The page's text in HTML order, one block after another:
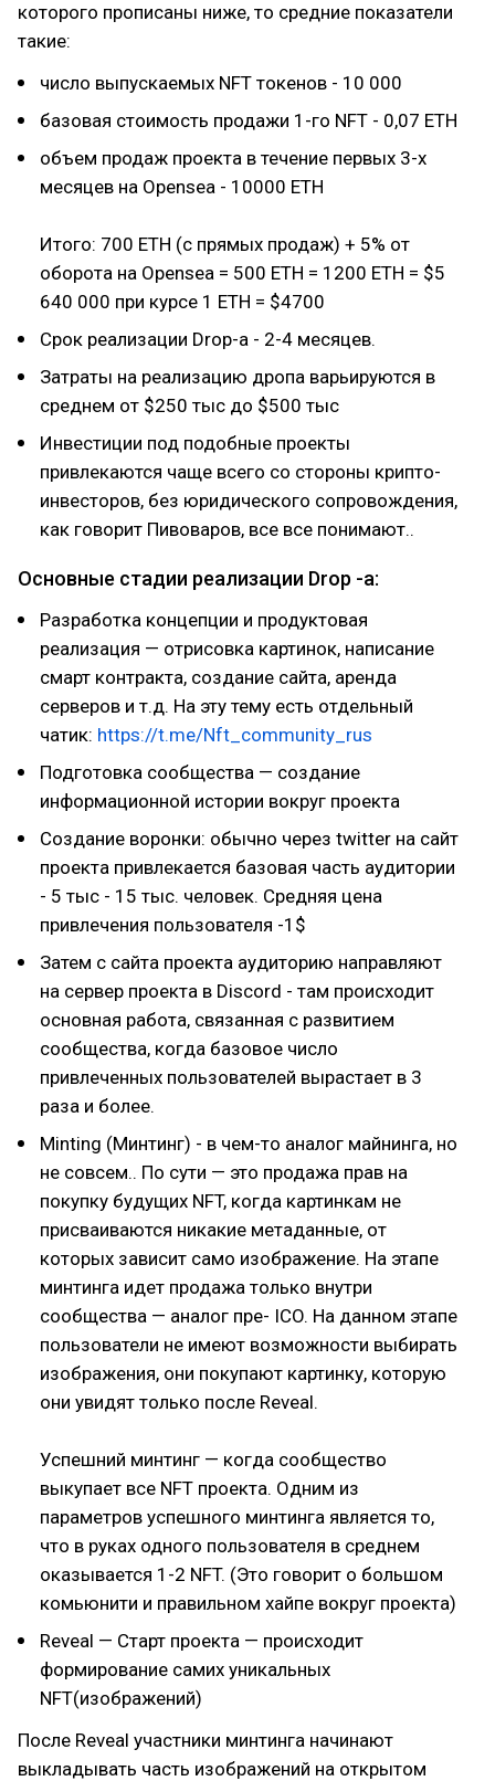
которого прописаны ниже, то средние показатели
такие:
число выпускаемых NFT токенов - 10 000
базовая стоимость продажи 1-го NFT - 0,07 ETH
объем продаж проекта в течение первых 3-х
месяцев на Opensea - 10000 ETH
Итого: 700 ETH (с прямых продаж) + 5% от
оборота на Opensea = 500 ETH = 1200 ETH = $5
640 000 при курсе 1 ETH = $4700
Срок реализации Drop-а - 2-4 месяцев.
Затраты на реализацию дропа варьируются в
среднем от $250 тыс до $500 тыс
Инвестиции под подобные проекты
привлекаются чаще всего со стороны крипто-
инвесторов, без юридического сопровождения,
как говорит Пивоваров, все все понимают..
Основные стадии реализации Drop -a:
Разработка концепции и продуктовая
реализация — отрисовка картинок, написание
смарт контракта, создание сайта, аренда
серверов и т.д. На эту тему есть отдельный
чатик: https://t.me/Nft_community_rus
Подготовка сообщества — создание
информационной истории вокруг проекта
Создание воронки: обычно через twitter на сайт
проекта привлекается базовая часть аудитории
- 5 тыс - 15 тыс. человек. Средняя цена
привлечения пользователя -1$
Затем с сайта проекта аудиторию направляют
на сервер проекта в Discord - там происходит
основная работа, связанная с развитием
сообщества, когда базовое число
привлеченных пользователей вырастает в 3
раза и более.
Minting (Минтинг) - в чем-то аналог майнинга, но
не совсем.. По сути — это продажа прав на
покупку будущих NFT, когда картинкам не
присваиваются никакие метаданные, от
которых зависит само изображение. На этапе
минтинга идет продажа только внутри
сообщества — аналог пре- ICO. На данном этапе
пользователи не имеют возможности выбирать
изображения, они покупают картинку, которую
они увидят только после Reveal.
Успешний минтинг — когда сообщество
выкупает все NFT проекта. Одним из
параметров успешного минтинга является то,
что в руках одного пользователя в среднем
оказывается 1-2 NFT. (Это говорит о большом
комьюнити и правильном хайпе вокруг проекта)
Reveal — Старт проекта — происходит
формирование самих уникальных
NFT(изображений)
После Reveal участники минтинга начинают
выкладывать часть изображений на открытом